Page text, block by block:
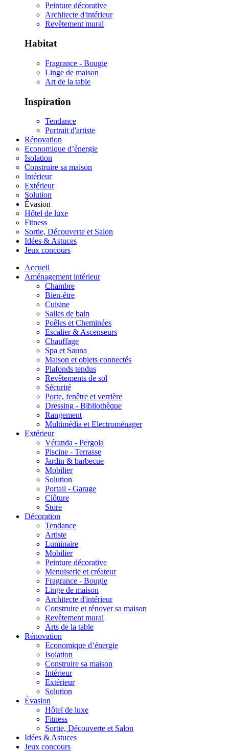
Peinture décorative
Architecte d'intérieur
Revêtement mural
Habitat
Fragrance - Bougie
Linge de maison
Art de la table
Inspiration
Tendance
Portrait d'artiste
Rénovation
Economique d’énergie
Isolation
Construire sa maison
Intérieur
Extérieur
Solution
Évasion
Hôtel de luxe
Fitness
Sortie, Découverte et Salon
Idées & Astuces
Jeux concours
Accueil
Aménagement intérieur
Chambre
Bien-être
Cuisine
Salles de bain
Poêles et Cheminées
Escalier & Ascenseurs
Chauffage
Spa et Sauna
Maison et objets connectés
Plafonds tendus
Revêtements de sol
Sécurité
Porte, fenêtre et verrière
Dressing - Bibliothèque
Rangement
Multimédia et Electroménager
Extérieur
Véranda - Pergola
Piscine - Terrasse
Jardin & barbecue
Mobilier
Solution
Portail - Garage
Clôture
Store
Décoration
Tendance
Artiste
Luminaire
Mobilier
Peinture décorative
Menuiserie et créateur
Fragrance - Bougie
Linge de maison
Architecte d'intérieur
Construire et rénover sa maison
Revêtement mural
Arts de la table
Rénovation
Economique d’énergie
Isolation
Construire sa maison
Intérieur
Extérieur
Solution
Évasion
Hôtel de luxe
Fitness
Sortie, Découverte et Salon
Idées & Astuces
Jeux concours